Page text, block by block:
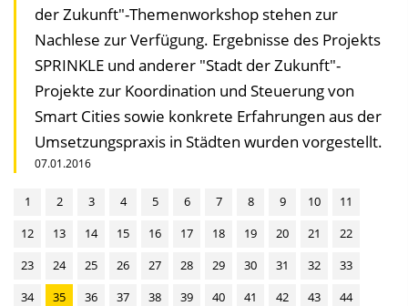
der Zukunft"-Themenworkshop stehen zur
Nachlese zur Verfügung. Ergebnisse des Projekts
SPRINKLE und anderer "Stadt der Zukunft"-
Projekte zur Koordination und Steuerung von
Smart Cities sowie konkrete Erfahrungen aus der
Umsetzungspraxis in Städten wurden vorgestellt.
07.01.2016
1 2 3 4 5 6 7 8 9 10
11
12
13 14 15 16 17 18 19 20 21
22
23
24 25 26 27 28 29 30 31 32
33
34
35 36 37 38 39 40 41 42 43
44